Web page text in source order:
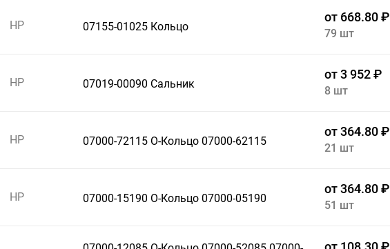
HP 07155-01025 Кольцо
от 668.80 ₽
79 шт
HP 07019-00090 Сальник
от 3 952 ₽
8 шт
HP 07000-72115 О-Кольцо 07000-62115
от 364.80 ₽
21 шт
HP 07000-15190 О-Кольцо 07000-05190
от 364.80 ₽
51 шт